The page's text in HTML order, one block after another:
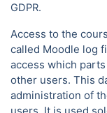
GDPR.
Access to the
called Moodle log
access which
other users. This
administration of